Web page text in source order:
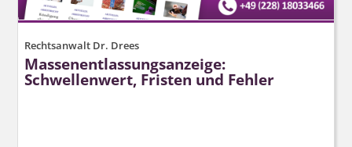
Rechtsanwalt Dr. Drees
Massenent­lassungsanzeige:
Schwellenwert, Fristen und Fehler